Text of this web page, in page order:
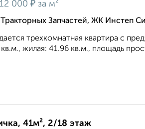
000 ₽ за м²
Запчастей, ЖК Инстеп
трехкомнатная квартира с
жилая: 41.96 кв.м., площадь
41м², 2/18 этаж